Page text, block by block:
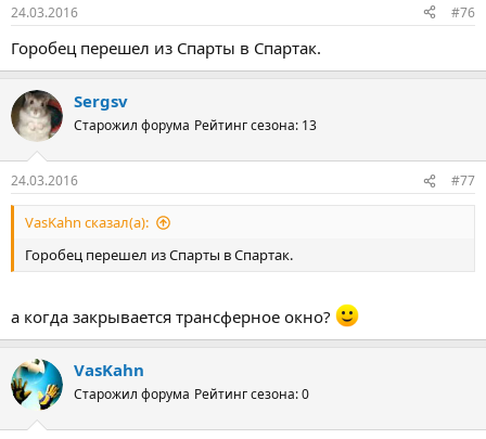
24.03.2016 #76
Горобец перешел из Спарты в Спартак.
Sergsv
Старожил форума Рейтинг сезона: 13
24.03.2016 #77
VasKahn сказал(а):
Горобец перешел из Спарты в Спартак.
а когда закрывается трансферное окно?
VasKahn
Старожил форума Рейтинг сезона: 0